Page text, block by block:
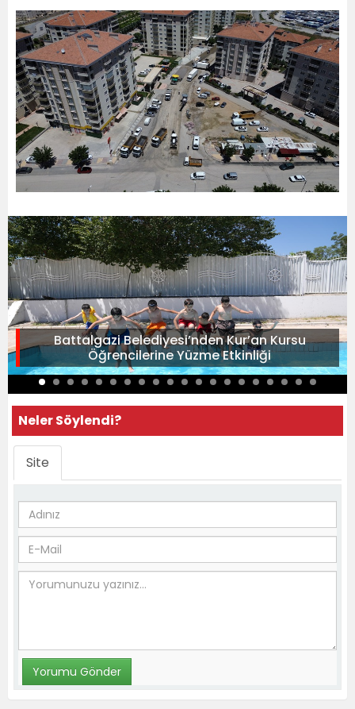
Battalgazi Belediyesi’nden Kur’an Kursu
Öğrencilerine Yüzme Etkinliği
Neler Söylendi?
Site